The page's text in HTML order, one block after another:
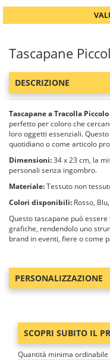
Tascapane
DESCRIZIONE
Tascapane a Tracolla
perfetto per coloro che
loro oggetti essenziali.
quotidiano o come articolo
Dimensioni:34 x 23 cm, la
personali senza ingombro.
Materiale:Tessuto non
Colori disponibili: Rosso,
Questo tascapane può
grafiche, rendendolo uno
brand in eventi, fiere o come
PERSONALIZZAZIONE
SCOPRI SUBITO IL
Quantità minima ordinabile